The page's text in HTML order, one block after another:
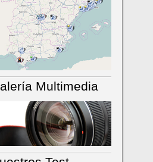
Multimedia